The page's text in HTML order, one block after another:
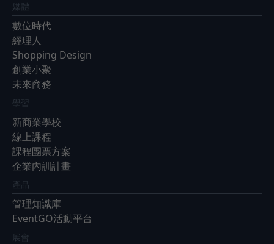
媒體
數位時代
經理人
Shopping Design
創業小聚
未來商務
學習
新商業學校
線上課程
課程團票方案
企業內訓計畫
產品
管理知識庫
EventGO活動平台
展會